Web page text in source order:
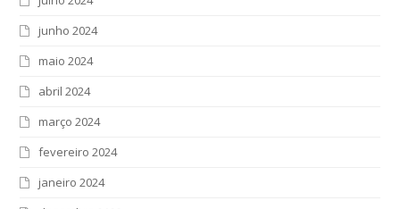
junho 2024
maio 2024
abril 2024
março 2024
fevereiro 2024
janeiro 2024